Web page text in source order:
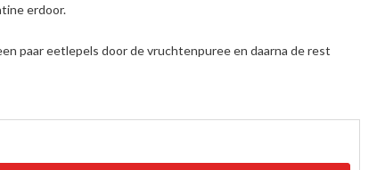
erdoor.
paar eetlepels door de vruchtenpuree en daarna de rest